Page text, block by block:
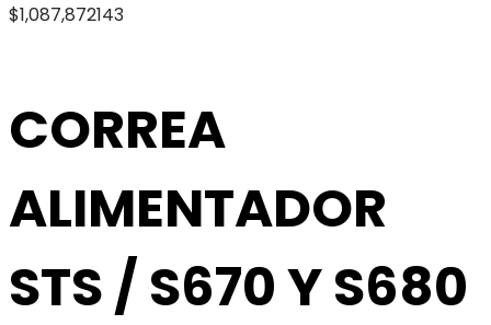
$1,087,872143
CORREA
ALIMENTADOR
STS / S670 Y S680